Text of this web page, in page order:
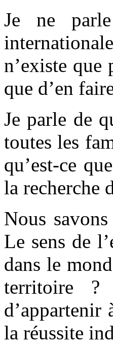
Je ne
n’existe
que d’en
Je parle de
toutes les
qu’est-ce
la recherche
Nous
Le sens de
dans le
territoire ?
la réussite